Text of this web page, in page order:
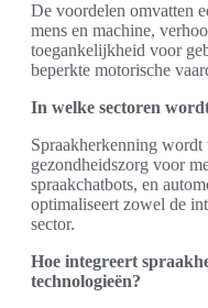
De voordelen omvatten
mens en machine,
toegankelijkheid voor
beperkte motorische
In welke sectoren
Spraakherkenning wordt
gezondheidszorg voor
spraakchatbots, en
optimaliseert zowel de
sector.
Hoe integreert
technologieën?